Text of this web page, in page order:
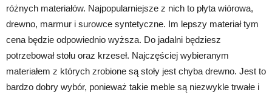
różnych materiałów. Najpopularniejsze z nich to płyta wiórowa,
drewno, marmur i surowce syntetyczne. Im lepszy materiał tym
cena będzie odpowiednio wyższa. Do jadalni będziesz
potrzebował stołu oraz krzeseł. Najczęściej wybieranym
materiałem z których zrobione są stoły jest chyba drewno. Jest to
bardzo dobry wybór, ponieważ takie meble są niezwykle trwałe i